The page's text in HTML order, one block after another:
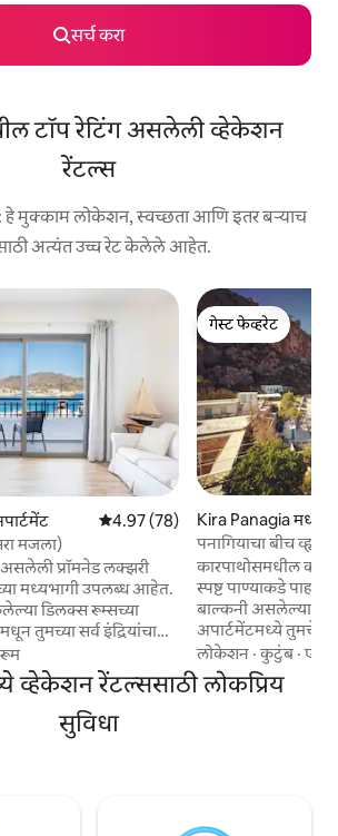
सर्च करा
टॉप रेटिंग असलेली व्हेकेशन
रेंटल्स
मुक्काम लोकेशन, स्वच्छता आणि इतर बऱ्याच
अत्यंत उच्च रेट केलेले आहेत.
5 पैकी 4.97 सरासरी रेटिंग, 78 रिव्ह्यूज
4.97 (78)
मजला)
असलेली प्रॉमनेड लक्झरी
मध्यभागी उपलब्ध आहेत.
डिलक्स रूम्सच्या
तुमच्या सर्व इंद्रियांचा
सारांचा आनंद घ्या. सुंदर
तुमचे डोळे उघडा.
ऐका. तुमच्या दाराजवळ
स्थानिक स्वादिष्ट
त्याचा स्वाद घ्या. तुमच्या
गेस्ट फेव्हरेट
गेस्ट फेव्हरेट
Kira Panagia मधील
पनागियाचा बीच व्ह्यू -
कारपाथोसमधील
स्पष्ट पाण्याकडे
बाल्कनी असलेल्या
अपार्टमेंटमध्ये तुमचे
बीचपासून फक्त थोड्या
अपडेट **: कुटुंबात
अनुभव घेतल्यानंतर,
लोकेशन ·कुटुंब·एअर
व्हेकेशन रेंटल्ससाठी लोकप्रिय
सुविधा